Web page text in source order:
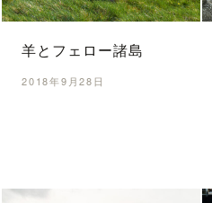
羊とフェロー諸島
2018年9月28日